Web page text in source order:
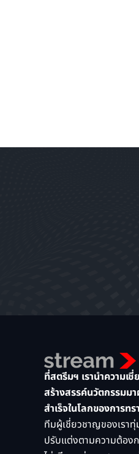
ที่สตรีมฯ เรานำความ
สร้างสรรค์นวัตกรรมม
สำเร็จในโลกของการท
ทีมผู้เชี่ยวชาญของเราทุ่
ปรับแต่งตามความต้องก